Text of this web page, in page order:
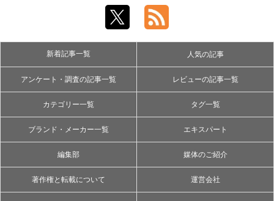
新着記事一覧 人気の記事
アンケート・調査の記事一覧 レビューの記事一覧
カテゴリー一覧 タグ一覧
ブランド・メーカー一覧 エキスパート
編集部 媒体のご紹介
著作権と転載について 運営会社